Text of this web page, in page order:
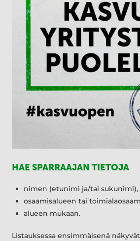
HAE SPARRAAJAN TIETOJA
nimen (etunimi ja/tai sukunimi),
osaamisalueen tai
alueen mukaan.
Listauksessa ensimmäisenä